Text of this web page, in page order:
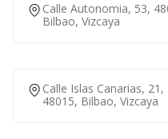
Calle Autonomia, 53,
Bilbao, Vizcaya
Calle Islas Canarias, 21,
48015, Bilbao, Vizcaya